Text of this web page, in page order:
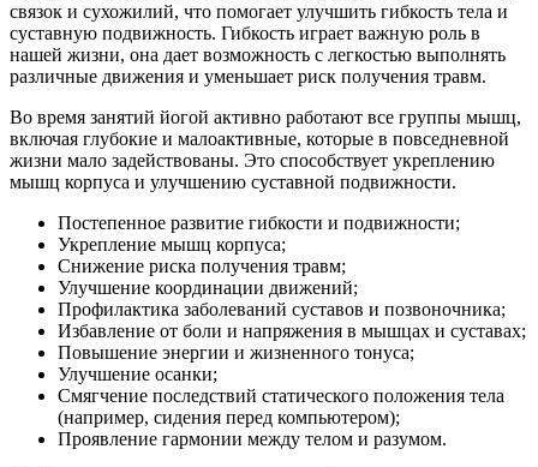
связок и сухожилий, что помогает улучшить гибкость тела и
суставную подвижность. Гибкость играет важную роль в
нашей жизни, она дает возможность с легкостью выполнять
различные движения и уменьшает риск получения травм.
Во время занятий йогой активно работают все группы мышц,
включая глубокие и малоактивные, которые в повседневной
жизни мало задействованы. Это способствует укреплению
мышц корпуса и улучшению суставной подвижности.
Постепенное развитие гибкости и подвижности;
Укрепление мышц корпуса;
Снижение риска получения травм;
Улучшение координации движений;
Профилактика заболеваний суставов и позвоночника;
Избавление от боли и напряжения в мышцах и суставах;
Повышение энергии и жизненного тонуса;
Улучшение осанки;
Смягчение последствий статического положения тела
(например, сидения перед компьютером);
Проявление гармонии между телом и разумом.